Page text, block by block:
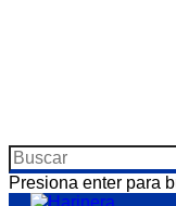
Presiona enter para